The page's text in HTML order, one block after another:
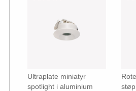
Ultraplate miniatyr
spotlight i aluminium